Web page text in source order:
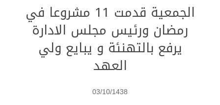
الجمعية قدمت 11 مشروعا في
رمضان ورئيس مجلس الادارة
يرفع بالتهنئة و يبايع ولي
العهد
03/10/1438